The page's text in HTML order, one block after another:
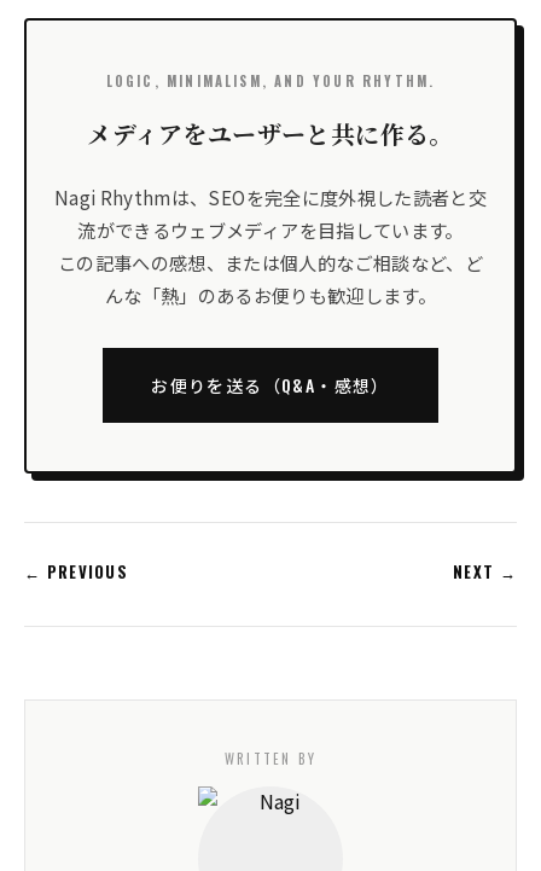
LOGIC, MINIMALISM, AND YOUR RHYTHM.
メディアをユーザーと共に作る。
Nagi Rhythmは、SEOを完全に度外視した読者と交
流ができるウェブメディアを目指しています。
この記事への感想、または個人的なご相談など、ど
んな「熱」のあるお便りも歓迎します。
お便りを送る（Q&A・感想）
← PREVIOUS NEXT →
WRITTEN BY